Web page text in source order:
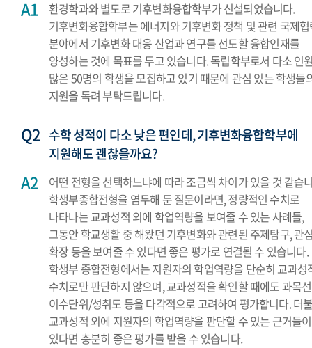
환경학과와 별도로 기후변화융합학부가 신설되었습니다.
기후변화융합학부는 에너지와 기후변화 정책 및 관련 국제
분야에서 기후변화 대응 산업과 연구를 선도할 융합인재를
양성하는 것에 목표를 두고 있습니다. 독립학부로서 다소 인
많은 50명의 학생을 모집하고 있기 때문에 관심 있는 학생들
지원을 독려 부탁드립니다.
수학 성적이 다소 낮은 편인데, 기후변화융합학부에
지원해도 괜찮을까요?
어떤 전형을 선택하느냐에 따라 조금씩 차이가 있을 것 같습
학생부종합전형을 염두해 둔 질문이라면, 정량적인 수치로
나타나는 교과성적 외에 학업역량을 보여줄 수 있는 사례들,
그동안 학교생활 중 해왔던 기후변화와 관련된 주제탐구, 관
확장 등을 보여줄 수 있다면 좋은 평가로 연결될 수 있습니다.
학생부 종합전형에서는 지원자의 학업역량을 단순히 교과성
수치로만 판단하지 않으며, 교과성적을 확인할 때에도 과목
이수단위/성취도 등을 다각적으로 고려하여 평가합니다. 더
교과성적 외에 지원자의 학업역량을 판단할 수 있는 근거들이
있다면 충분히 좋은 평가를 받을 수 있습니다.